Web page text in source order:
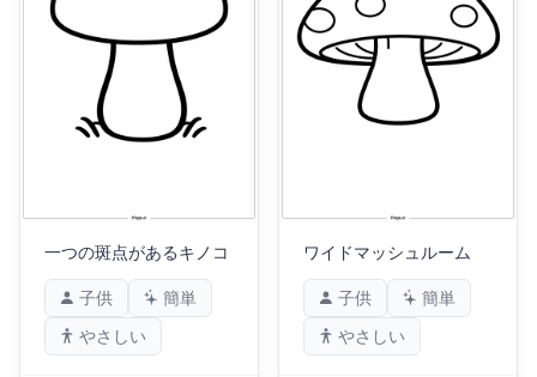
一つの斑点があるキノコ
子供
簡単
やさしい
ワイドマッシュルーム
子供
簡単
やさしい